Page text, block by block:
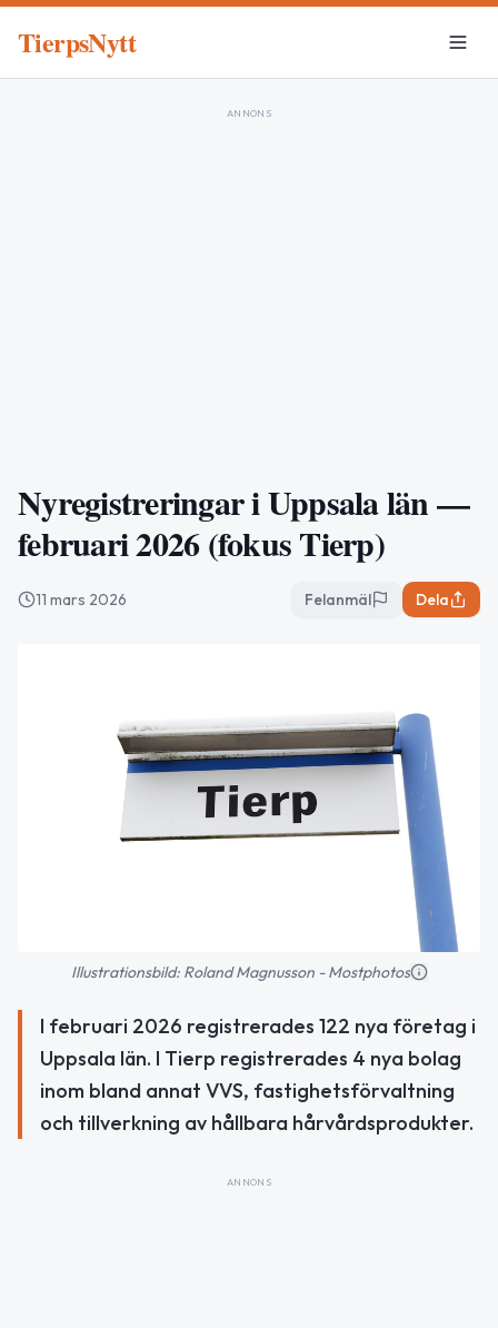
TierpsNytt
ANNONS
Nyregistreringar i Uppsala län —
februari 2026 (fokus Tierp)
11 mars 2026 Felanmäl Dela
Illustrationsbild: Roland Magnusson - Mostphotos
I februari 2026 registrerades 122 nya företag i
Uppsala län. I Tierp registrerades 4 nya bolag
inom bland annat VVS, fastighetsförvaltning
och tillverkning av hållbara hårvårdsprodukter.
ANNONS